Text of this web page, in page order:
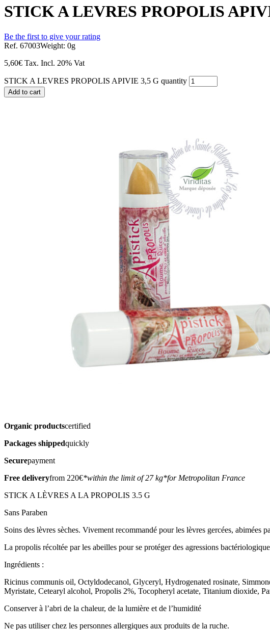
STICK A LEVRES PROPOLIS
Be the first to give your rating
Ref. 67003Weight: 0g
5,60€ Tax. Incl. 20% Vat
STICK A LEVRES PROPOLIS APIVIE 3,5 G quantity
Add to cart
Organic productscertified
Packages shippedquickly
Securepayment
Free deliveryfrom 220€*within the limit of 27 kg*for Metropolitan France
STICK A LÈVRES A LA PROPOLIS 3.5 G
Sans Paraben
Soins des lèvres sèches. Vivement recommandé pour les lèvres gercées, abimées
La propolis récoltée par les abeilles pour se protéger des agressions
Ingrédients :
Ricinus communis oil, Octyldodecanol, Glyceryl, Hydrogenated rosinate,
Myristate, Cetearyl alcohol, Propolis 2%, Tocopheryl acetate, Titanium dioxide,
Conserver à l’abri de la chaleur, de la lumière et de l’humidité
Ne pas utiliser chez les personnes allergiques aux produits de la ruche.